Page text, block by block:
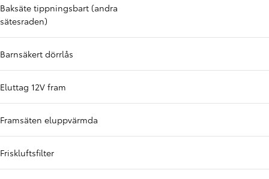
Baksäte tippningsbart (andra
sätesraden)
Barnsäkert dörrlås
Eluttag 12V fram
Framsäten eluppvärmda
Friskluftsfilter